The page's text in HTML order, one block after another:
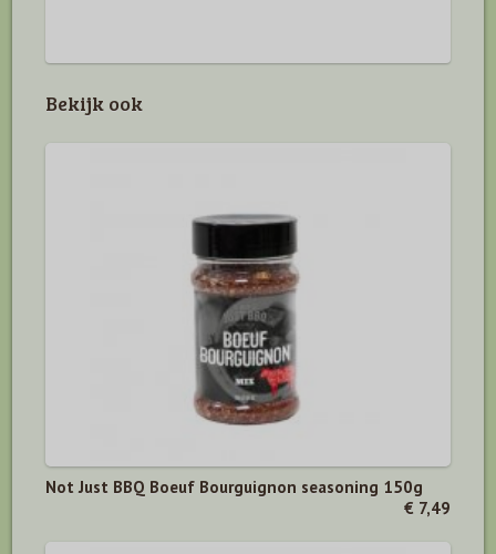
Bekijk ook
Not Just BBQ Boeuf Bourguignon seasoning 150g
€ 7,49